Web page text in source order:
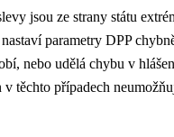
jsou ze strany státu
parametry DPP
nebo udělá chybu v
těchto případech